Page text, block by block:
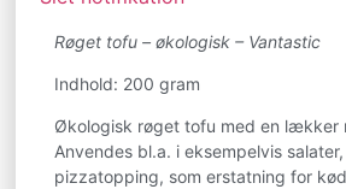
Røget tofu – økologisk – Vantastic
Indhold: 200 gram
Økologisk røget tofu med en lækker
Anvendes bl.a. i eksempelvis
pizzatopping, som erstatning for